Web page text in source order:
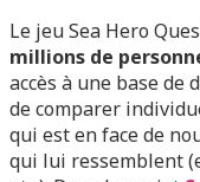
Le jeu Sea Hero
millions de
accès à une base de
de comparer
qui est en face de
qui lui ressemblent